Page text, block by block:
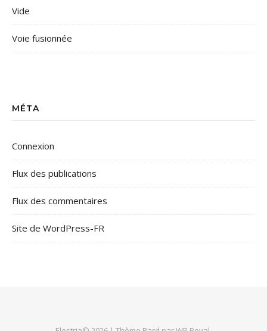
Vide
Voie fusionnée
MÉTA
Connexion
Flux des publications
Flux des commentaires
Site de WordPress-FR